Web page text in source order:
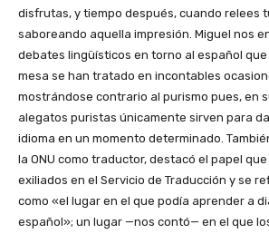
disfrutas, y tiempo después, cuando relees
saboreando aquella impresión. Miguel nos
debates lingüísticos en torno al español
mesa se han tratado en incontables
mostrándose contrario al purismo pues, en
alegatos puristas únicamente sirven para
idioma en un momento determinado.
la ONU como traductor, destacó el papel
exiliados en el Servicio de Traducción y se
como «el lugar en el que podía aprender a
español»; un lugar —nos contó— en el que